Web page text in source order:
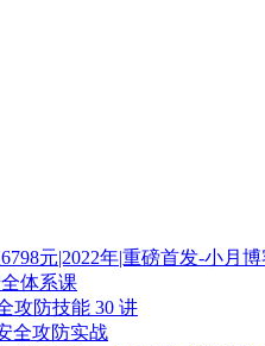
体系课
攻防技能 30 讲
全攻防实战